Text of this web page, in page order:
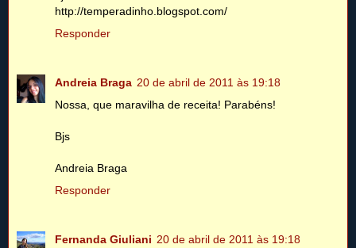
http://temperadinho.blogspot.com/
Responder
Andreia Braga 20 de abril de 2011 às 19:18
Nossa, que maravilha de receita! Parabéns!
Bjs
Andreia Braga
Responder
Fernanda Giuliani 20 de abril de 2011 às 19:18